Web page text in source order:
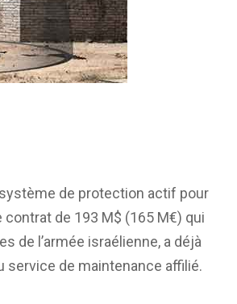
de protection actif pour
de 193 M$ (165 M€) qui
de l’armée israélienne, a déjà
de maintenance affilié.